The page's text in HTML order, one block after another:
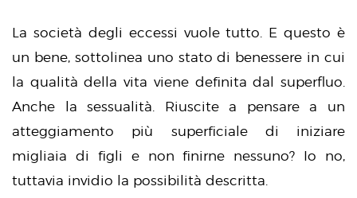
La società degli eccessi vuole tutto. E questo è
un bene, sottolinea uno stato di benessere in cui
la qualità della vita viene definita dal superfluo.
Anche la sessualità. Riuscite a pensare a un
atteggiamento più superficiale di iniziare
migliaia di figli e non finirne nessuno? Io no,
tuttavia invidio la possibilità descritta.